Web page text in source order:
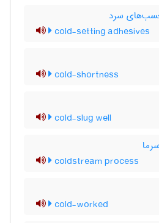
سرد
cold-setting adhesives
cold-shortness
cold-slug well
coldstream process
cold-worked